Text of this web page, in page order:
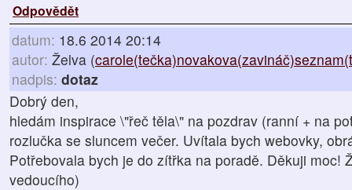
Odpovědět
datum: 18.6 2014 20:14
autor: Želva (
nadpis: dotaz
Dobrý den,
hledám inspirace \"řeč těla\" na pozdrav (ranní + na
rozlučka se sluncem večer. Uvítala bych webovky,
Potřebovala bych je do zítřka na poradě. Děkuji moc!
vedoucího)